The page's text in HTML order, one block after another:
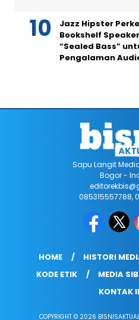
Jazz Hipster
Bookshelf
“Sealed Bass”
Pengalaman
Sapu Langit
Bogor -
085315557788,
HOME HISTORI
KODE ETIK
MEDIA
KONTAK
COPYRIGHT © 2026